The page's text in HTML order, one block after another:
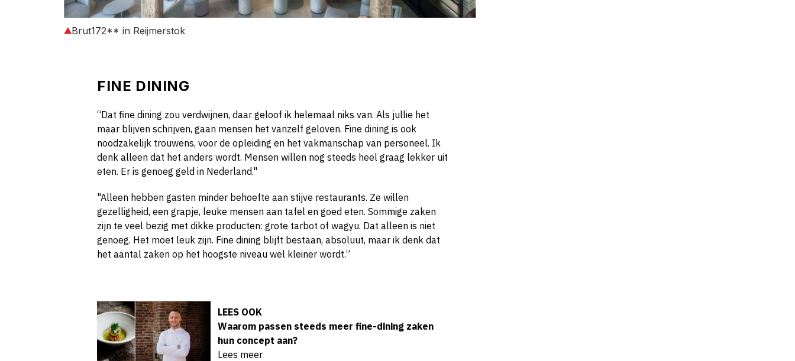
Brut172** in Reijmerstok
FINE DINING
“Dat fine dining zou verdwijnen, daar geloof ik helemaal niks van. Als jullie het
maar blijven schrijven, gaan mensen het vanzelf geloven. Fine dining is ook
noodzakelijk trouwens, voor de opleiding en het vakmanschap van personeel. Ik
denk alleen dat het anders wordt. Mensen willen nog steeds heel graag lekker uit
eten. Er is genoeg geld in Nederland."
"Alleen hebben gasten minder behoefte aan stijve restaurants. Ze willen
gezelligheid, een grapje, leuke mensen aan tafel en goed eten. Sommige zaken
zijn te veel bezig met dikke producten: grote tarbot of wagyu. Dat alleen is niet
genoeg. Het moet leuk zijn. Fine dining blijft bestaan, absoluut, maar ik denk dat
het aantal zaken op het hoogste niveau wel kleiner wordt.”
LEES OOK
Waarom passen steeds meer fine-dining zaken
hun concept aan?
Lees meer